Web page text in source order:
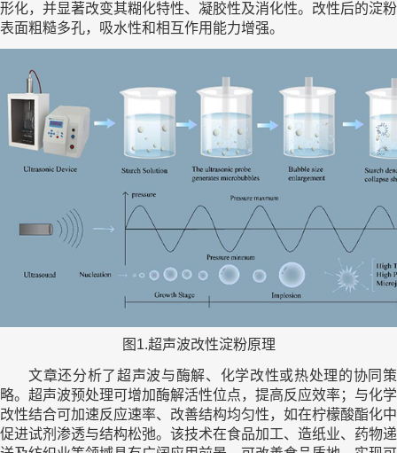
形化，并显著改变其糊化特性、凝胶性及消化性。改性后的淀粉
表面粗糙多孔，吸水性和相互作用能力增强。
图1.超声波改性淀粉原理
文章还分析了超声波与酶解、化学改性或热处理的协同策
略。超声波预处理可增加酶解活性位点，提高反应效率；与化学
改性结合可加速反应速率、改善结构均匀性，如在柠檬酸酯化中
促进试剂渗透与结构松弛。该技术在食品加工、造纸业、药物递